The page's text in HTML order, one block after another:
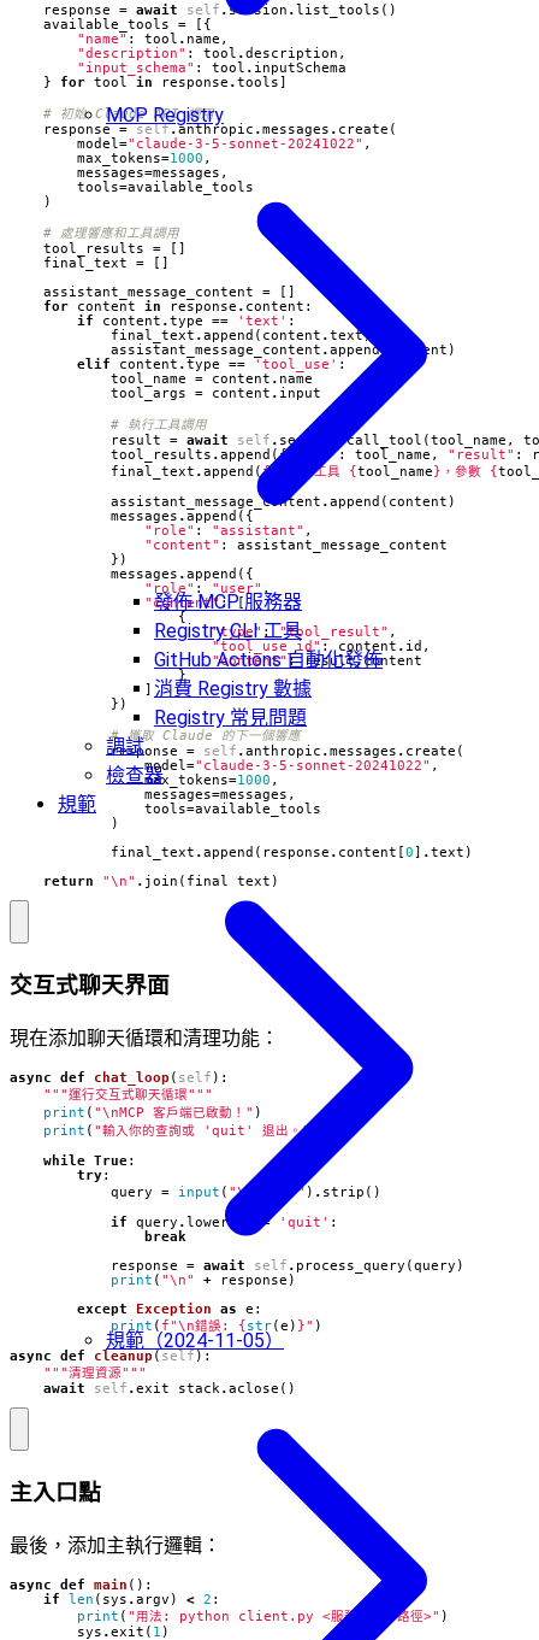
MCP Registry
發佈 MCP 服務器
Registry CLI 工具
GitHub Actions 自動化發佈
消費 Registry 數據
Registry 常見問題
調試
檢查器
規範
規範（2024-11-05）
response
= await self .session .list_tools ()
available_tools
=
[{
"name" : tool . name ,
"description" : tool .description ,
"input_schema" : tool . inputSchema
}
for tool in response .tools]
# 初始 Claude API 調用
response = self.anthropic .messages . create (
model ="claude-3-5-sonnet-20241022" ,
max_tokens=1000 ,
messages=messages ,
tools=available_tools
)
# 處理響應和工具調用
tool_results
=
[]
final_text
=
[]
assistant_message_content
=
[]
for
content in response . content :
if
content .type == 'text' :
final_text .append ( content .text)
assistant_message_content .append( content )
elif
content .type == 'tool_use' :
tool_name
= content . name
tool_args
= content . input
# 執行工具調用
result
= await self . session .call_tool (tool_name ,
tool_results .append ({ "call": tool_name , "result" :
final_text .append (f "[調用工具 {tool_name} ，參數 {
assistant_message_content .append ( content )
messages .append ({
"role" : "assistant" ,
"content" :
assistant_message_content
})
messages .append ({
"role" : "user" ,
"content" :
[
{
"type" : "tool_result" ,
"tool_use_id" : content . id ,
"content" : result.content
}
]
})
# 獲取 Claude 的下一個響應
response
= self .anthropic .messages . create (
model ="claude-3-5-sonnet-20241022" ,
max_tokens=1000 ,
messages=messages ,
tools=available_tools
)
final_text .append ( response . content [0] .text )
return
"\n" . join ( final_text )
交互式聊天界面
現在添加聊天循環和清理功能：
async def chat_loop ( self ):
"""運行交互式聊天循環"""
print ( "\nMCP 客戶端已啟動！" )
print ( "輸入你的查詢或 'quit' 退出。"
while True:
try:
query
= input ( "\n 查詢: " ) . strip ()
if query .lower == 'quit' :
break
response
= await self . process_query (query )
print ( "\n" + response )
except
Exception as e :
print ( f"\n錯誤: {str(e ) }" )
async def cleanup ( self ):
"""清理資源"""
await
self .exit_stack .aclose ()
主入口點
最後，添加主執行邏輯：
async def main ():
if
len ( sys .argv ) < 2 :
print ( "用法: python client.py <服務器腳本路徑>" )
sys .exit ( 1 )